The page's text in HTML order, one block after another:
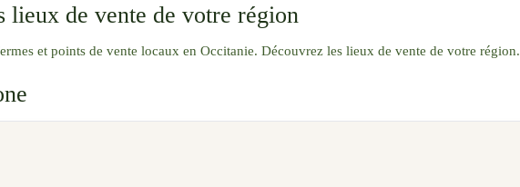
lieux de vente de votre région
et points de vente locaux en Occitanie. Découvrez les lieux de vente de votre région.